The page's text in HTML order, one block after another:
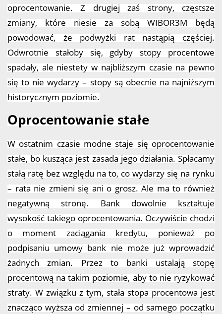
oprocentowanie. Z drugiej zaś strony, częstsze
zmiany, które niesie za sobą WIBOR3M będą
powodować, że podwyżki rat nastąpią częściej.
Odwrotnie stałoby się, gdyby stopy procentowe
spadały, ale niestety w najbliższym czasie na pewno
się to nie wydarzy – stopy są obecnie na najniższym
historycznym poziomie.
Oprocentowanie stałe
W ostatnim czasie modne staje się oprocentowanie
stałe, bo kusząca jest zasada jego działania. Spłacamy
stałą ratę bez względu na to, co wydarzy się na rynku
– rata nie zmieni się ani o grosz. Ale ma to również
negatywną stronę. Bank dowolnie kształtuje
wysokość takiego oprocentowania. Oczywiście chodzi
o moment zaciągania kredytu, ponieważ po
podpisaniu umowy bank nie może już wprowadzić
żadnych zmian. Przez to banki ustalają stopę
procentową na takim poziomie, aby to nie ryzykować
straty. W związku z tym, stała stopa procentowa jest
znacząco wyższa od zmiennej – od samego początku